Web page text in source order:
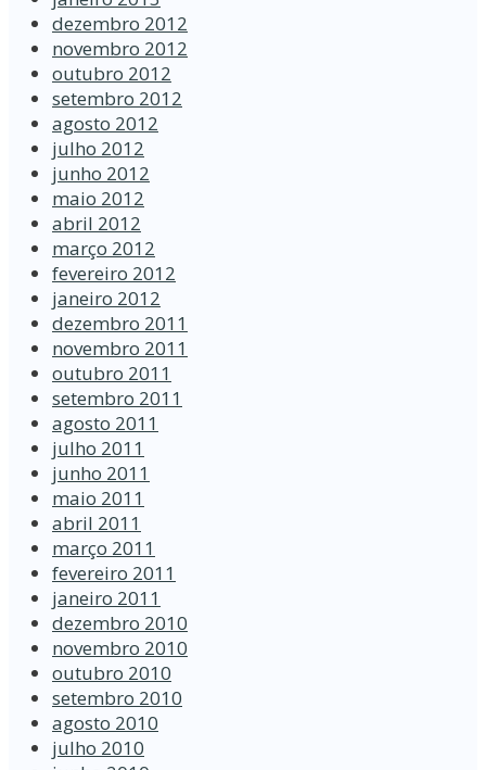
dezembro 2012
novembro 2012
outubro 2012
setembro 2012
agosto 2012
julho 2012
junho 2012
maio 2012
abril 2012
março 2012
fevereiro 2012
janeiro 2012
dezembro 2011
novembro 2011
outubro 2011
setembro 2011
agosto 2011
julho 2011
junho 2011
maio 2011
abril 2011
março 2011
fevereiro 2011
janeiro 2011
dezembro 2010
novembro 2010
outubro 2010
setembro 2010
agosto 2010
julho 2010